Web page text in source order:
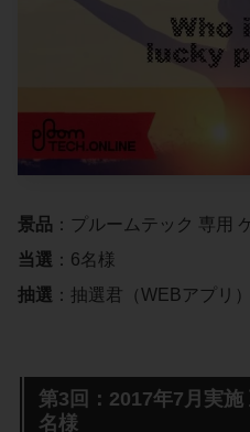
景品 ：プルームテック 専用
当選 ：6名様
抽選 ：抽選君（WEBアプリ）
第3回：2017年7月実
名様